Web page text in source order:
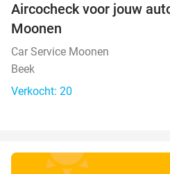
Aircocheck voor jouw
Moonen
Car Service Moonen
Beek
Verkocht: 20